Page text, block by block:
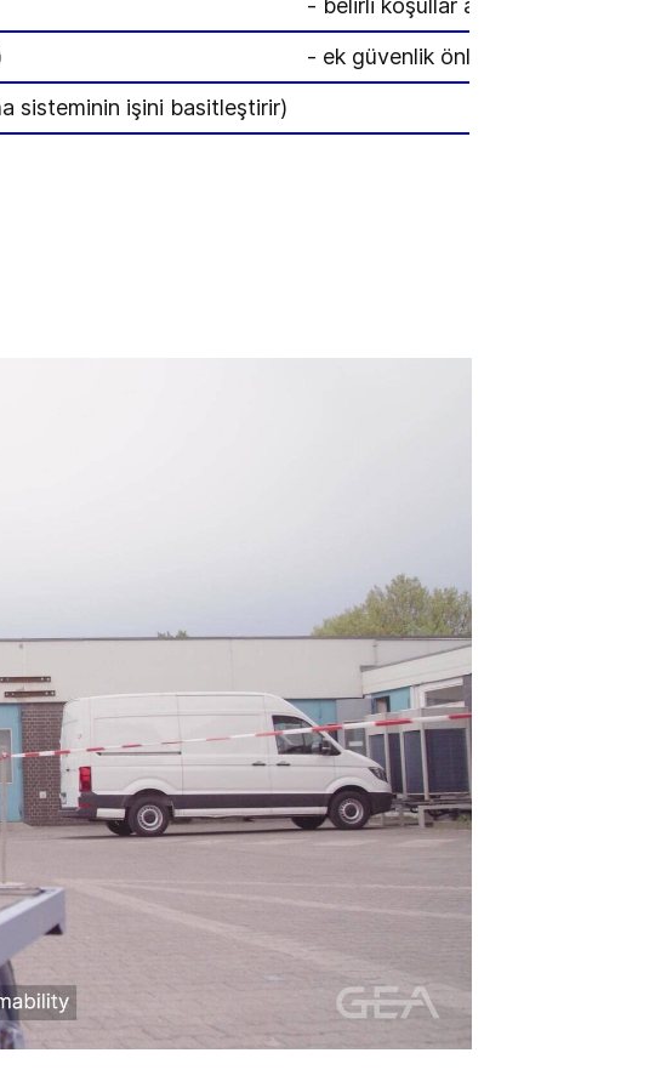
- belirli koşullar altında yanıcıdır
- ek güvenlik önlemleri gerektirir:
sisteminin işini basitleştirir)